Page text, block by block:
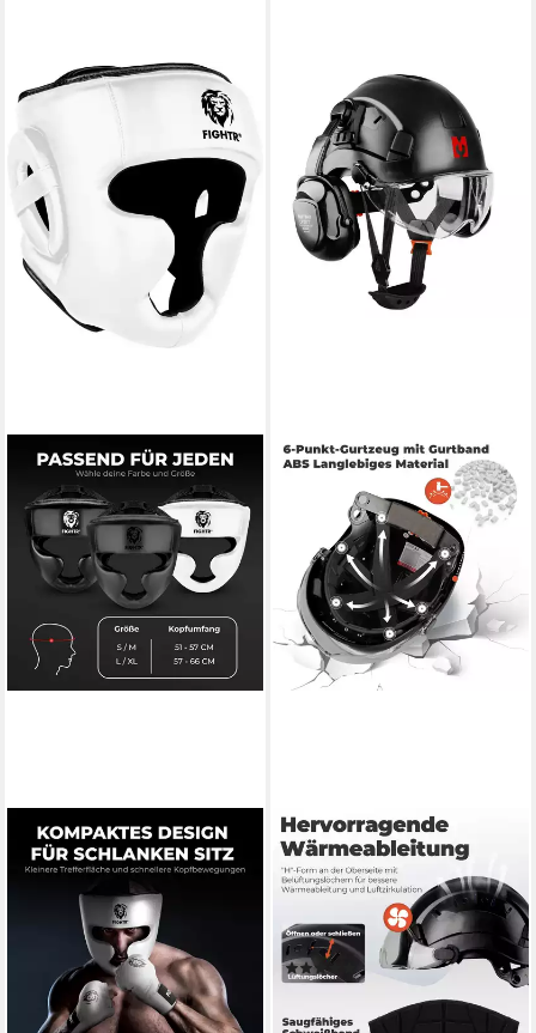
FIGHTR
Kopfschutz aus Kunstleder
mit verstellbarem Verschluss
für Kampfsport & Training
UVP49,90 €
lieferbar - in 2-3 Werktagen bei dir
MUSTBAU
Schutzhelm EN397,
Arbeitshelm Mit Ohrschutz
und Schutzbrille Set, ABS, 53-
63cm verstellbar
(5)
59,99 € 79,99 €
-25%